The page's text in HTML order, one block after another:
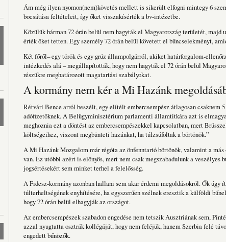
Ám még ilyen nyomon(nem)követés mellett is sikerült elfogni mintegy 6
bocsátása feltételeit, így őket visszakísérték a bv-intézetbe.
Közülük hárman 72 órán belül nem hagyták el Magyarország területét, majd
érték őket tetten. Egy személy 72 órán belül követett el bűncselekményt,
Két főről– egy török és egy grúz állampolgárról, akiket határforgalom-
intézkedés alá – megállapították, hogy nem hagyták el 72 órán belül
részükre meghatározott magatartási szabályokat.
A kormány nem kér a Mi Hazánk
Rétvári Bence arról beszélt, egy elítélt embercsempész átlagosan csaknem
adófizetőknek. A Belügyminisztérium parlamenti államtitkára azt is
meghoznia ezt a döntést az embercsempészekkel kapcsolatban, mert
költségeihez, viszont megbünteti hazánkat, ha túlzsúfoltak a börtönök.”
A Mi Hazánk Mozgalom már régóta az önfenntartó börtönök, valamint a
van. Ez utóbbi azért is előnyös, mert nem csak megszabadulunk a veszélyes
jogsértésekért sem minket terhel a felelősség.
A Fidesz-kormány azonban hallani sem akar érdemi megoldásokról. Ők úgy
túlterheltségének enyhítésére, ha egyszerűen szélnek eresztik a külföldi
hogy 72 órán belül elhagyják az országot.
Az embercsempészek szabadon engedése nem tetszik Ausztriának sem,
azzal nyugtatta osztrák kollégáját, hogy nem feléjük, hanem Szerbia felé
engedett bűnözők.